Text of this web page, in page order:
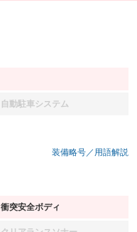
自動駐車システム
：装備なし
装備略号／用語解説
衝突安全ボディ
：装備あり